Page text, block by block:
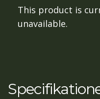
This product is
unavailable.